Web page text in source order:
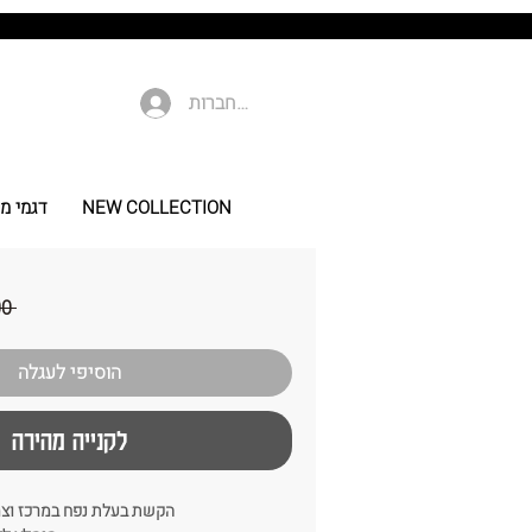
להתחברות
NEW COLLECTION דגמי
‏239.00 ‏₪
הוסיפי לעגלה
לקנייה מהירה
הקשת בעלת נפח במרכז